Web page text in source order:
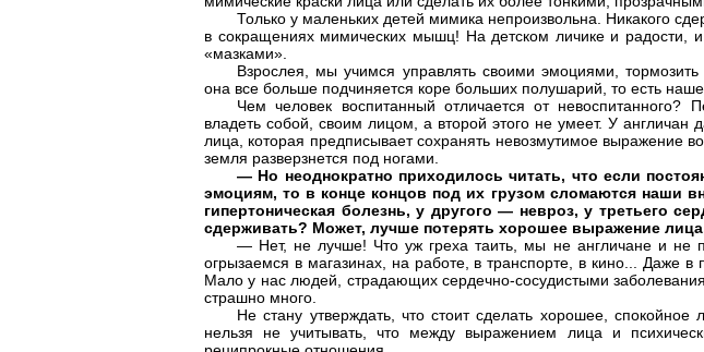
Только у маленьких детей мимика непроизвольна. Никакого
в сокращениях мимических мышц! На детском личике и радости,
«мазками».
Взрослея, мы учимся управлять своими эмоциями,
она все больше подчиняется коре больших полушарий, то есть
Чем человек воспитанный отличается от невоспитанного?
владеть собой, своим лицом, а второй этого не умеет. У англичан
лица, которая предписывает сохранять невозмутимое выражение
земля разверзнется под ногами.
— Но неоднократно приходилось читать, что если
эмоциям, то в конце концов под их грузом сломаются наши
гипертоническая болезнь, у другого — невроз, у третьего
сдерживать? Может, лучше потерять хорошее выражение
— Нет, не лучше! Что уж греха таить, мы не англичане и не
огрызаемся в магазинах, на работе, в транспорте, в кино... Даже
Мало у нас людей, страдающих сердечно-сосудистыми
страшно много.
Не стану утверждать, что стоит сделать хорошее,
нельзя не учитывать, что между выражением лица и